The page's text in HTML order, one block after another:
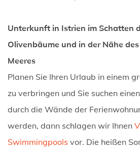
Unterkunft in Istrien im Schatten
Olivenbäume und in der Nähe
Meeres
Planen Sie Ihren Urlaub in einem
zu verbringen und Sie suchen
durch die Wände der
werden, dann schlagen wir Ihnen
Swimmingpools vor. Die heißen